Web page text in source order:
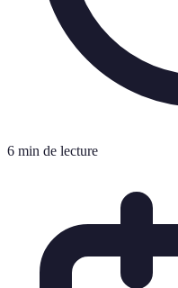
6 min de lecture